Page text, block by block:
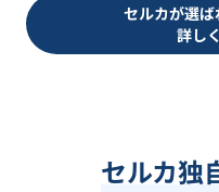
セルカが選
詳し
セルカ独